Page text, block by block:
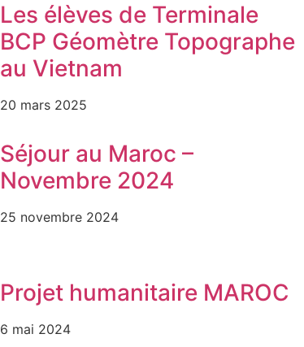
Les élèves de Terminale
BCP Géomètre Topographe
au Vietnam
20 mars 2025
Séjour au Maroc –
Novembre 2024
25 novembre 2024
Projet humanitaire MAROC
6 mai 2024